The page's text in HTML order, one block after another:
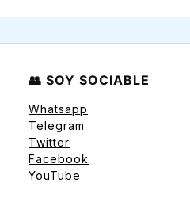
👥 SOY SOCIABLE
Whatsapp
Telegram
Twitter
Facebook
YouTube